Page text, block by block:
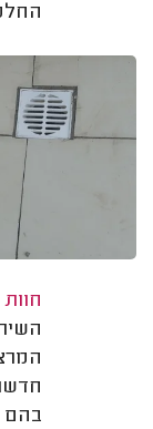
בהם